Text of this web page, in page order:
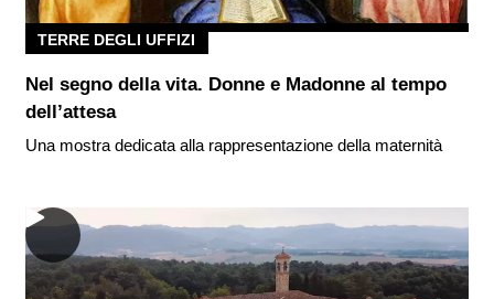
TERRE DEGLI UFFIZI
Nel segno della vita. Donne e Madonne al tempo
dell’attesa
Una mostra dedicata alla rappresentazione della maternità